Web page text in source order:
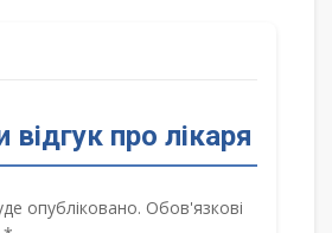
про лікаря
опубліковано. Обов'язкові